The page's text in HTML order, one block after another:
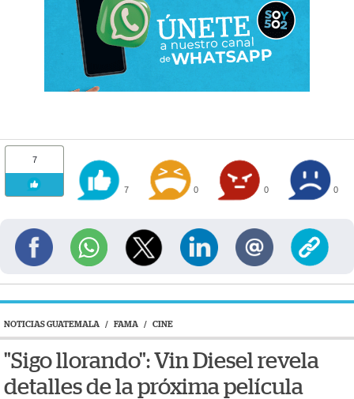
7
7 0 0 0
NOTICIAS GUATEMALA / FAMA / CINE
"Sigo llorando": Vin Diesel revela
detalles de la próxima película